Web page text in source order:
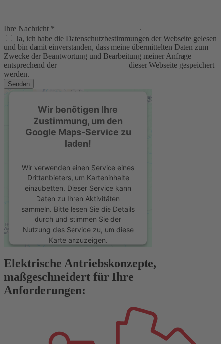
Ihre Nachricht *
Ja, ich habe die Datenschutzbestimmungen der Webseite gelesen
und bin damit einverstanden, dass meine übermittelten Daten zum
Zwecke der Beantwortung und Bearbeitung meiner Anfrage
entsprechend der
dieser Webseite gespeichert
werden.
Senden
Wir benötigen Ihre
Zustimmung, um den
Google Maps-Service zu
laden!
Wir verwenden einen Service eines
Drittanbieters, um Karteninhalte
einzubetten. Dieser Service kann
Daten zu Ihren Aktivitäten
sammeln. Bitte lesen Sie die Details
durch und stimmen Sie der
Nutzung des Service zu, um diese
Karte anzuzeigen.
Mehr Informationen
Akzeptieren
Usercentrics Consent
eRecht24
Elektrische Antriebskonzepte,
maßgeschneidert für Ihre
Anforderungen: